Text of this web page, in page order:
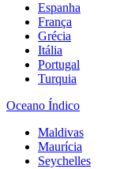
Espanha
França
Grécia
Itália
Portugal
Turquia
Oceano Índico
Maldivas
Maurícia
Seychelles